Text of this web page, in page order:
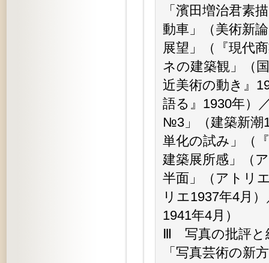
「濱田増治君素
動車」（美術新
展望」（『現代
ネの建築観」（
近美術の動き』
語る』1930年）
№3」（建築新潮
単化の試み」（
建築展所感」（
半面」（アトリ
リエ1937年4月
1941年4月）
Ⅲ 写真の批評と
「写真芸術の新